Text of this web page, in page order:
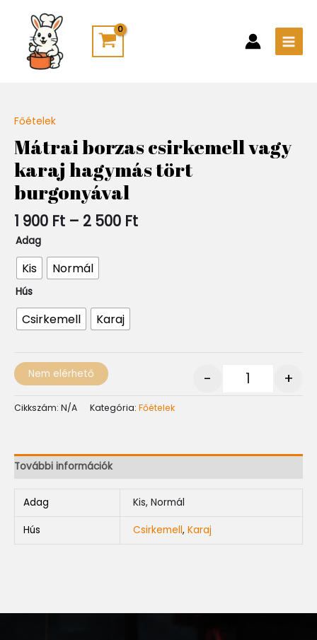
content
Főételek
Mátrai borzas csirkemell vagy
karaj hagymás tört
burgonyával
1 900 Ft – 2 500 Ft
900 Ft
-
2
Adag
Kis Normál
Hús
Csirkemell Karaj
- +
Nem elérhető
Cikkszám: N/A Kategória: Főételek
További információk
Adag Kis, Normál
Hús Csirkemell,Karaj